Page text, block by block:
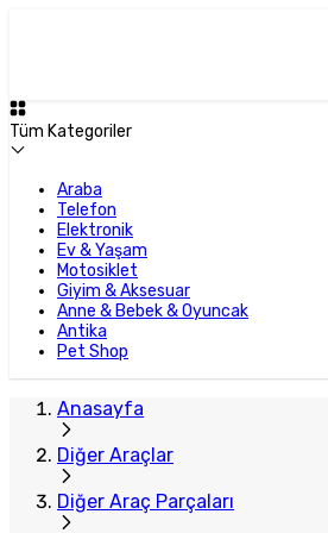
Tüm Kategoriler
Araba
Telefon
Elektronik
Ev & Yaşam
Motosiklet
Giyim & Aksesuar
Anne & Bebek & Oyuncak
Antika
Pet Shop
Anasayfa
Diğer Araçlar
Diğer Araç Parçaları